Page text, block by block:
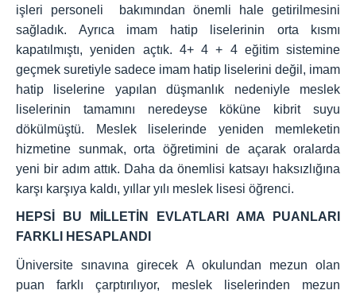
işleri personeli bakımından önemli hale getirilmesini
sağladık. Ayrıca imam hatip liselerinin orta kısmı
kapatılmıştı, yeniden açtık. 4+ 4 + 4 eğitim sistemine
geçmek suretiyle sadece imam hatip liselerini değil, imam
hatip liselerine yapılan düşmanlık nedeniyle meslek
liselerinin tamamını neredeyse köküne kibrit suyu
dökülmüştü. Meslek liselerinde yeniden memleketin
hizmetine sunmak, orta öğretimini de açarak oralarda
yeni bir adım attık. Daha da önemlisi katsayı haksızlığına
karşı karşıya kaldı, yıllar yılı meslek lisesi öğrenci.
HEPSİ BU MİLLETİN EVLATLARI AMA PUANLARI
FARKLI HESAPLANDI
Üniversite sınavına girecek A okulundan mezun olan
puan farklı çarptırılıyor, meslek liselerinden mezun